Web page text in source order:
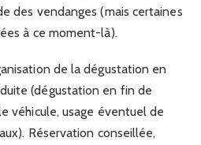
des vendanges (mais certaines
à ce moment-là).
de la dégustation en
(dégustation en fin de
véhicule, usage éventuel de
Réservation conseillée,